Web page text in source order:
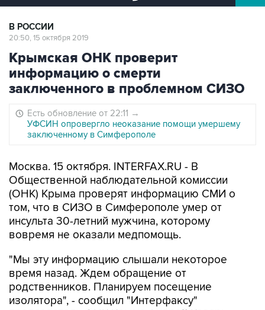
В РОССИИ
20:50, 15 октября 2019
Крымская ОНК проверит
информацию о смерти
заключенного в проблемном СИЗО
Есть обновление от 22:11 →
УФСИН опровергло неоказание помощи умершему
заключенному в Симферополе
Москва. 15 октября. INTERFAX.RU - В
Общественной наблюдательной комиссии
(ОНК) Крыма проверят информацию СМИ о
том, что в СИЗО в Симферополе умер от
инсульта 30-летний мужчина, которому
вовремя не оказали медпомощь.
"Мы эту информацию слышали некоторое
время назад. Ждем обращение от
родственников. Планируем посещение
изолятора", - сообщил "Интерфаксу"